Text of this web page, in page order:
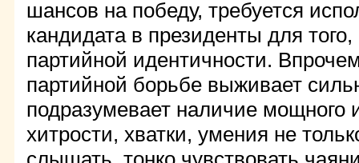
шансов на победу, требуется
кандидата в президенты для
партийной идентичности.
партийной борьбе выживает
подразумевает наличие мощного
хитрости, хватки, умения не